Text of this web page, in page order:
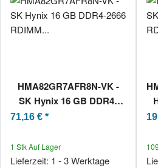
HMA82GR7AFR8N-VK -
SK Hynix 16 GB DDR4-
2666 RDIMM PC4-21300V-
71,16 € *
1 Stk Auf Lager
Lieferzeit: 1 - 3 Werktage